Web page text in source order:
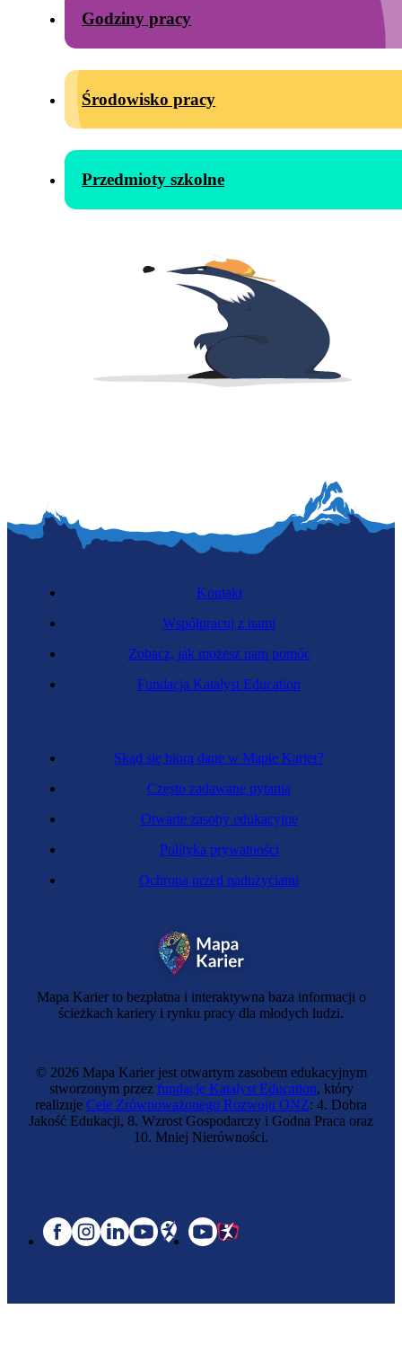
Godziny pracy
Środowisko pracy
Przedmioty szkolne
Mapa Karier to bezpłatna i interaktywna baza informacji o
ścieżkach kariery i rynku pracy dla młodych ludzi.
Skąd się biorą dane w Mapie Karier?
Często zadawane pytania
Otwarte zasoby edukacyjne
Polityka prywatności
Ochrona przed nadużyciami
Kontakt
Współpracuj z nami
Zobacz, jak możesz nam pomóc
Fundacja Katalyst Education
© 2026 Mapa Karier jest otwartym zasobem edukacyjnym
stworzonym przez fundację Katalyst Education, który
realizuje Cele Zrównoważonego Rozwoju ONZ: 4. Dobra
Jakość Edukacji, 8. Wzrost Gospodarczy i Godna Praca oraz
10. Mniej Nierówności.